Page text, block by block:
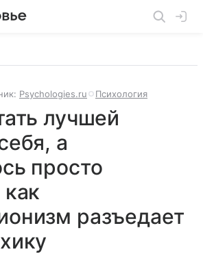
Psychologies.ru Психология
лучшей
а
просто
разъедает